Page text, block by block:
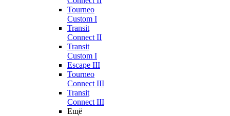
Tourneo
Custom I
Transit
Connect II
Transit
Custom I
Escape III
Tourneo
Connect III
Transit
Connect III
Ещё